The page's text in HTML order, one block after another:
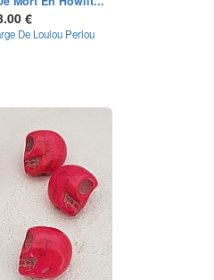
€
De Loulou Perlou